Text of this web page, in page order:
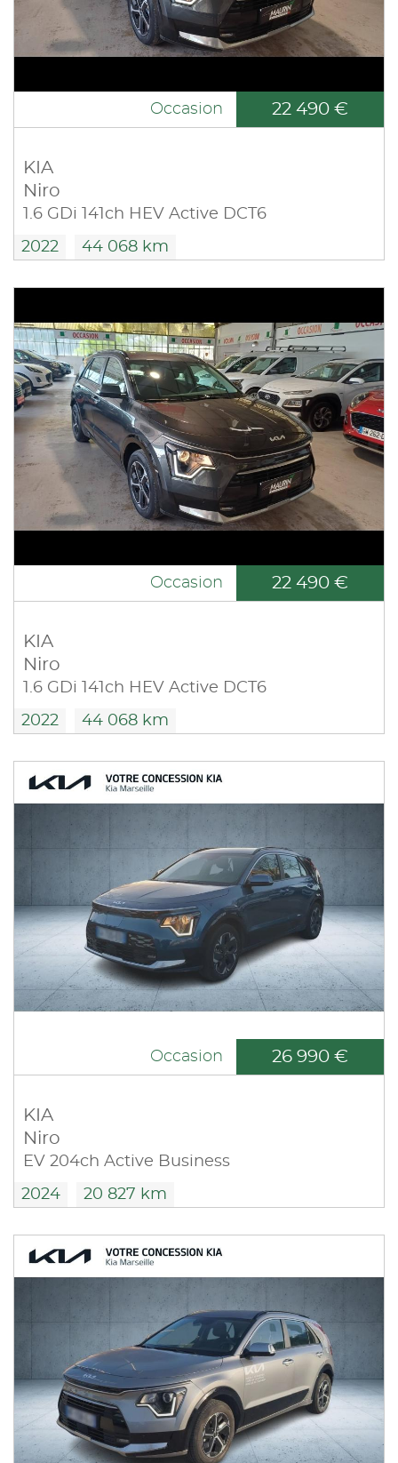
Occasion 22 490 €
KIA
Niro
1.6 GDi 141ch HEV Active DCT6
2022 44 068 km
Occasion 22 490 €
KIA
Niro
1.6 GDi 141ch HEV Active DCT6
2022 44 068 km
Occasion 26 990 €
KIA
Niro
EV 204ch Active Business
2024 20 827 km